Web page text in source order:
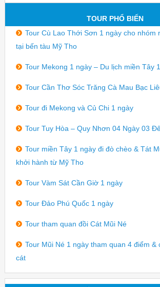
TOUR PHỔ BIẾN
Tour Cù Lao Thới Sơn 1 ngày cho nhóm
tại bến tàu Mỹ Tho
Tour Mekong 1 ngày – Du lịch miền Tây
Tour Cần Thơ Sóc Trăng Cà Mau Bạc
Tour đi Mekong và Củ Chi 1 ngày
Tour Tuy Hòa – Quy Nhơn 04 Ngày 03
Tour miền Tây 1 ngày đi đò chèo & Tát
khởi hành từ Mỹ Tho
Tour Vàm Sát Cần Giờ 1 ngày
Tour Đảo Phú Quốc 1 ngày
Tour tham quan đồi Cát Mũi Né
Tour Mũi Né 1 ngày tham quan 4 điểm &
cát